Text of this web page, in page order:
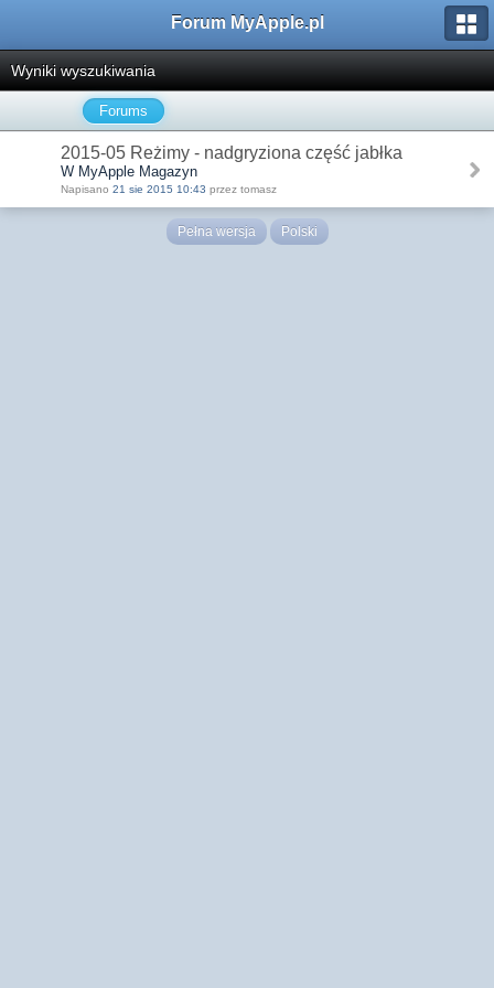
Forum MyApple.pl
Wyniki wyszukiwania
Forums
2015-05 Reżimy - nadgryziona część jabłka
W MyApple Magazyn
Napisano 21 sie 2015 10:43 przez tomasz
Pełna wersja Polski